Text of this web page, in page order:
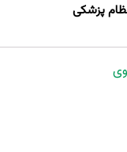
پزشکی